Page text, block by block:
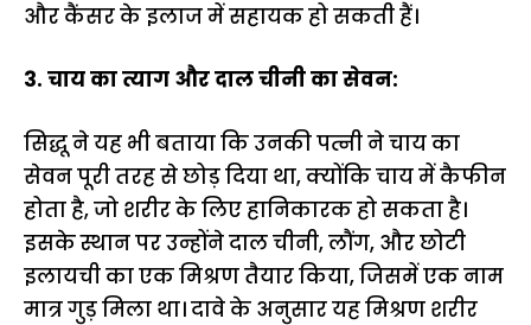
और कैंसर के इलाज में सहायक हो सकती हैं।
3. चाय का त्याग और दाल चीनी का सेवन:
सिद्धू ने यह भी बताया कि उनकी पत्नी ने चाय का
सेवन पूरी तरह से छोड़ दिया था, क्योंकि चाय में कैफीन
होता है, जो शरीर के लिए हानिकारक हो सकता है।
इसके स्थान पर उन्होंने दाल चीनी, लौंग, और छोटी
इलायची का एक मिश्रण तैयार किया, जिसमें एक नाम
मात्र गुड़ मिला था। दावे के अनुसार यह मिश्रण शरीर